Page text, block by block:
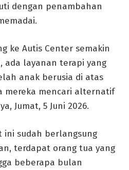
dengan penambahan
ke Autis Center semakin
ada layanan terapi yang
anak berusia di atas
mereka mencari alternatif
Jumat, 5 Juni 2026.
ini sudah berlangsung
terdapat orang tua yang
beberapa bulan